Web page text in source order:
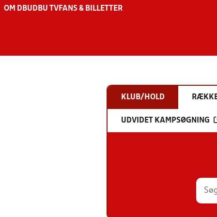
OM DBU DBU TV FANS & BILLETTER
KLUB/HOLD
UDVIDET KAMPSØGNING